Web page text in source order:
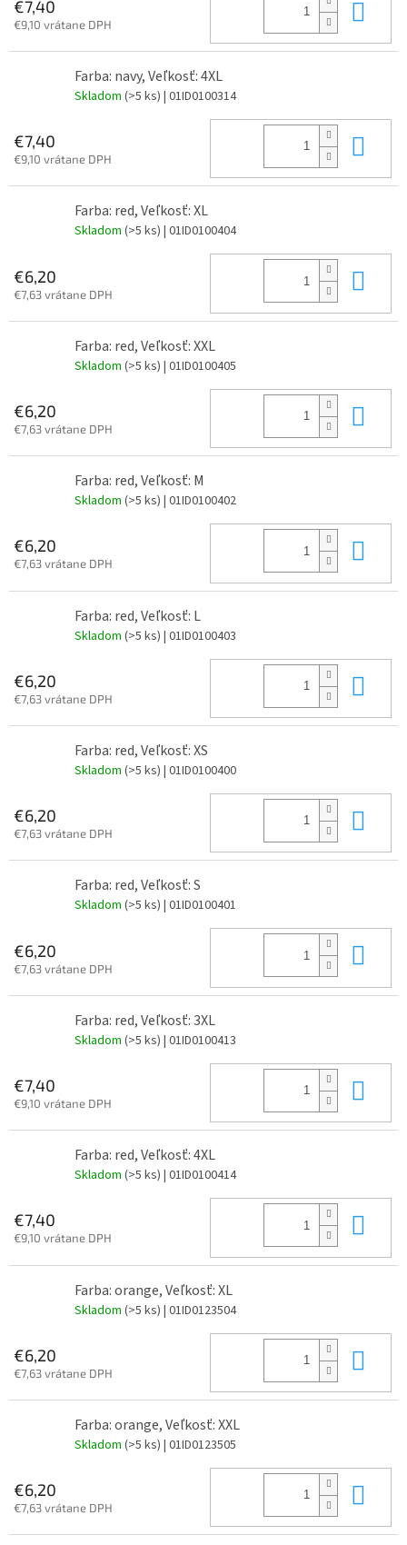
€7,40
€9,10 vrátane DPH
Farba: navy, Veľkosť: 4XL
Skladom (>5 ks) | 01ID0100314
€7,40
€9,10 vrátane DPH
Farba: red, Veľkosť: XL
Skladom (>5 ks) | 01ID0100404
€6,20
€7,63 vrátane DPH
Farba: red, Veľkosť: XXL
Skladom (>5 ks) | 01ID0100405
€6,20
€7,63 vrátane DPH
Farba: red, Veľkosť: M
Skladom (>5 ks) | 01ID0100402
€6,20
€7,63 vrátane DPH
Farba: red, Veľkosť: L
Skladom (>5 ks) | 01ID0100403
€6,20
€7,63 vrátane DPH
Farba: red, Veľkosť: XS
Skladom (>5 ks) | 01ID0100400
€6,20
€7,63 vrátane DPH
Farba: red, Veľkosť: S
Skladom (>5 ks) | 01ID0100401
€6,20
€7,63 vrátane DPH
Farba: red, Veľkosť: 3XL
Skladom (>5 ks) | 01ID0100413
€7,40
€9,10 vrátane DPH
Farba: red, Veľkosť: 4XL
Skladom (>5 ks) | 01ID0100414
€7,40
€9,10 vrátane DPH
Farba: orange, Veľkosť: XL
Skladom (>5 ks) | 01ID0123504
€6,20
€7,63 vrátane DPH
Farba: orange, Veľkosť: XXL
Skladom (>5 ks) | 01ID0123505
€6,20
€7,63 vrátane DPH